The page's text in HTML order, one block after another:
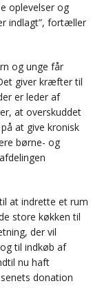
oplevelser og
indlagt”, fortæller
og unge får
giver kræfter til
er leder af
at overskuddet
at give kronisk
børne- og
at indrette et rum
store køkken til
der vil
til indkøb af
nu haft
donation